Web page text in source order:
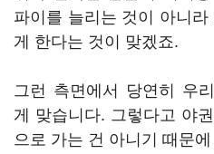
파이를 늘리는 것이 아니
게 한다는 것이 맞겠죠.
그런 측면에서 당연히 우
게 맞습니다. 그렇다고 야
으로 가는 건 아니기 때문